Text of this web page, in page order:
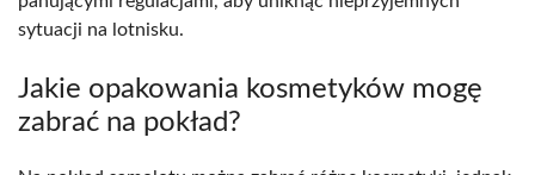
sytuacji na lotnisku.
Jakie opakowania kosmetyków mogę
zabrać na pokład?